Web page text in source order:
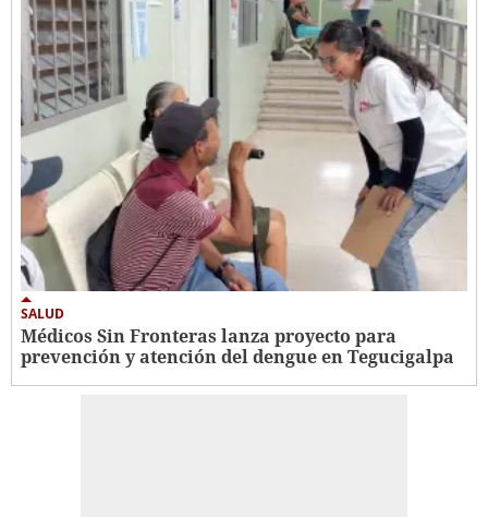
SALUD
Médicos Sin Fronteras lanza proyecto para
prevención y atención del dengue en Tegucigalpa